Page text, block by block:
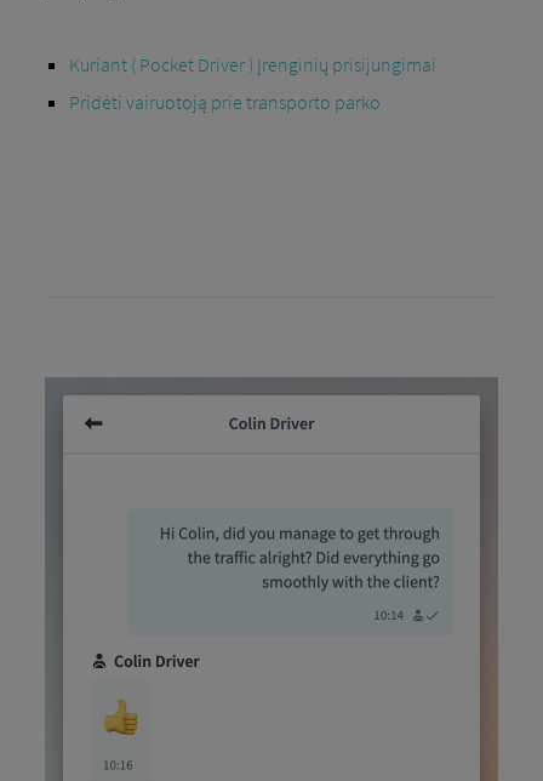
Kuriant ( Pocket Driver ) Įrenginių prisijungimai
Pridėti vairuotoją prie transporto parko